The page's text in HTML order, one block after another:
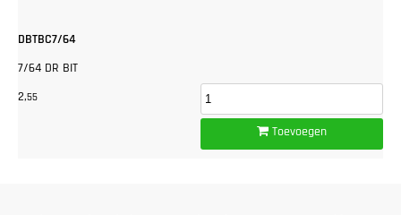
DBTBC7/64
7/64 DR BIT
2,55
Toevoegen